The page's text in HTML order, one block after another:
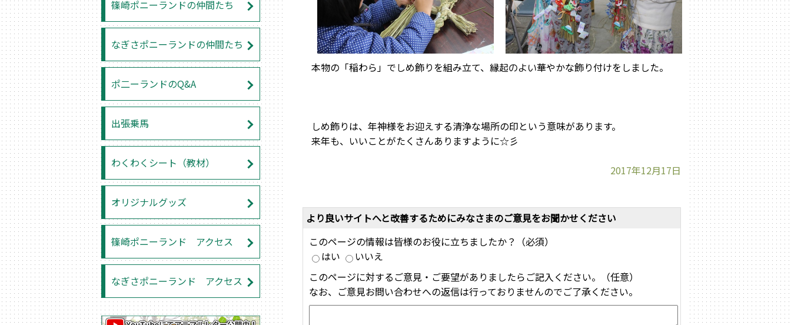
本物の「稲わら」でしめ飾りを組み立て、 縁起のよい華やかな飾り付けをしました。
しめ飾りは、年神様をお迎えする清浄な場所の印という意味があります。
来年も、いいことがたくさんありますように☆彡
2017年12月17日
より良いサイトへと改善するためにみなさまのご意見をお聞かせください
このページの情報は皆様のお役に立ちましたか？（必須）
はい
いいえ
このページに対するご意見・ご要望がありましたらご記入ください。（任意）
なお、ご意見お問い合わせへの返信は行っておりませんのでご了承ください。
篠崎ポニーランドの仲間たち
なぎさポニーランドの仲間たち
ポ二ーランドのQ&A
出張乗馬
わくわくシート（教材）
オリジナルグッズ
篠崎ポニーランド アクセス
なぎさポニーランド アクセス